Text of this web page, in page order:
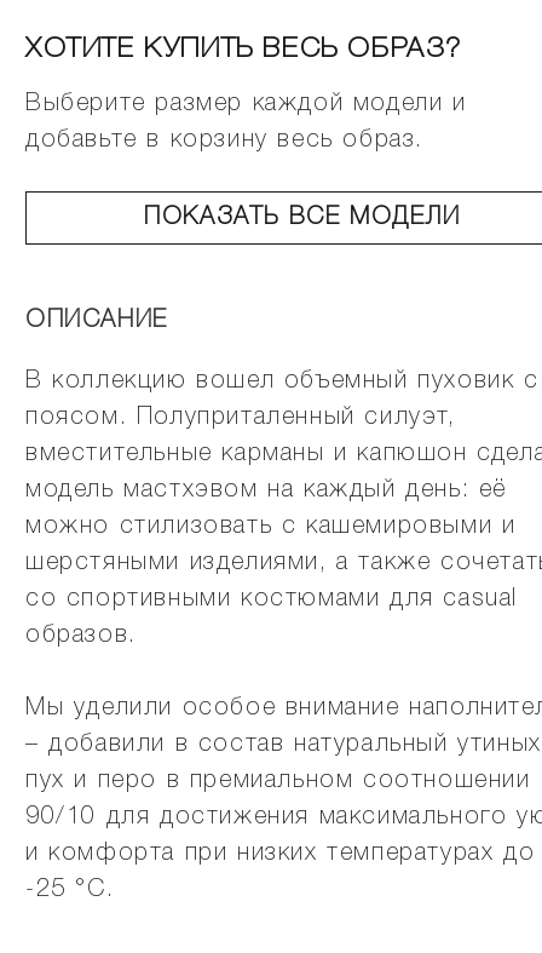
ХОТИТЕ КУПИТЬ ВЕСЬ ОБРАЗ?
Выберите размер каждой модели и
добавьте в корзину весь образ.
ПОКАЗАТЬ ВСЕ МОДЕЛИ
ОПИСАНИЕ
В коллекцию вошел объемный пуховик с
поясом. Полуприталенный силуэт,
вместительные карманы и капюшон
модель мастхэвом на каждый день: её
можно стилизовать с кашемировыми и
шерстяными изделиями, а также
со спортивными костюмами для casual
образов.
Мы уделили особое внимание
– добавили в состав натуральный утиных
пух и перо в премиальном соотношении
90/10 для достижения максимального
и комфорта при низких температурах до
-25 °C.